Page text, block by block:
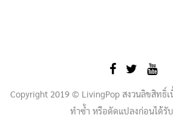
Copyright 2019 © LivingPop สงวนลิขสิทธิ์
ทำซ้ำ หรือดัดแปลงก่อนได้รั